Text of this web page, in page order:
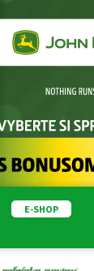
E-SHOP